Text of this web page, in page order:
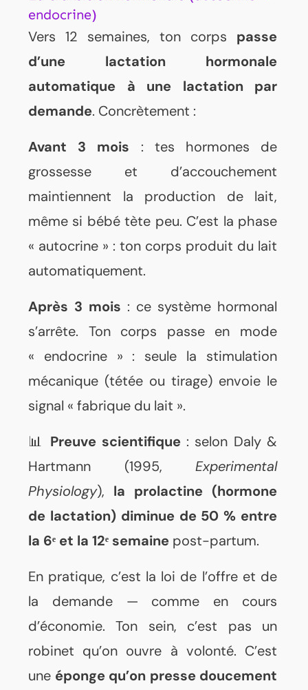
endocrine)
Vers 12 semaines, ton corps passe
d’une lactation hormonale
automatique à une lactation par
demande. Concrètement :
Avant 3 mois : tes hormones de
grossesse et d’accouchement
maintiennent la production de lait,
même si bébé tète peu. C’est la phase
« autocrine » : ton corps produit du lait
automatiquement.
Après 3 mois : ce système hormonal
s’arrête. Ton corps passe en mode
« endocrine » : seule la stimulation
mécanique (tétée ou tirage) envoie le
signal « fabrique du lait ».
📊 Preuve scientifique : selon Daly &
Hartmann (1995, Experimental
Physiology), la prolactine (hormone
de lactation) diminue de 50 % entre
la 6ᵉ et la 12ᵉ semaine post-partum.
En pratique, c’est la loi de l’offre et de
la demande — comme en cours
d’économie. Ton sein, c’est pas un
robinet qu’on ouvre à volonté. C’est
une éponge qu’on presse doucement